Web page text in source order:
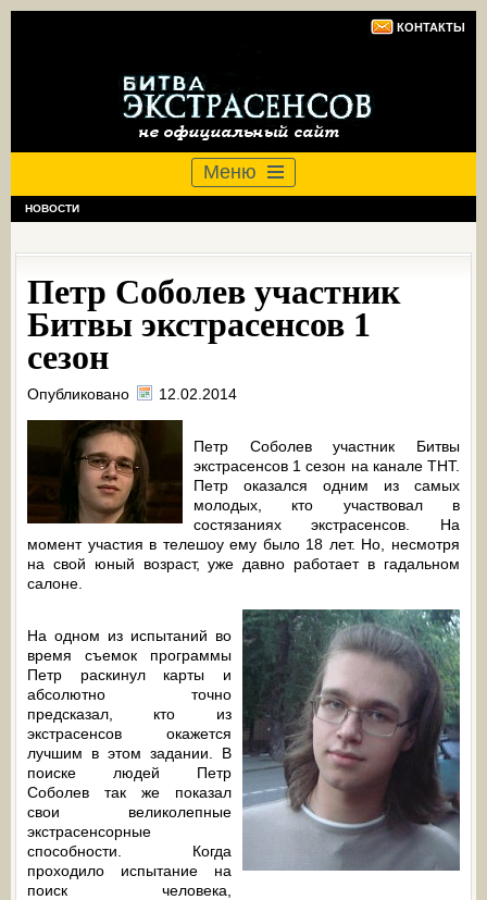
КОНТАКТЫ
Меню
НОВОСТИ
Петр Соболев участник
Битвы экстрасенсов 1
сезон
Опубликовано 12.02.2014
Петр Соболев участник Битвы
экстрасенсов 1 сезон на канале ТНТ.
Петр оказался одним из самых
молодых, кто участвовал в
состязаниях экстрасенсов. На
момент участия в телешоу ему было 18 лет. Но, несмотря
на свой юный возраст, уже давно работает в гадальном
салоне.
На одном из испытаний во
время съемок программы
Петр раскинул карты и
абсолютно точно
предсказал, кто из
экстрасенсов окажется
лучшим в этом задании. В
поиске людей Петр
Соболев так же показал
свои великолепные
экстрасенсорные
способности. Когда
проходило испытание на
поиск человека,